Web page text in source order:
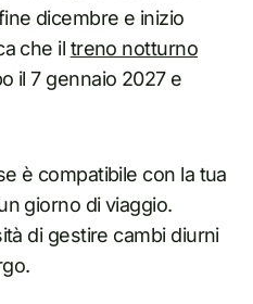
dicembre e inizio
che il treno notturno
il 7 gennaio 2027 e
è compatibile con la tua
giorno di viaggio.
di gestire cambi diurni